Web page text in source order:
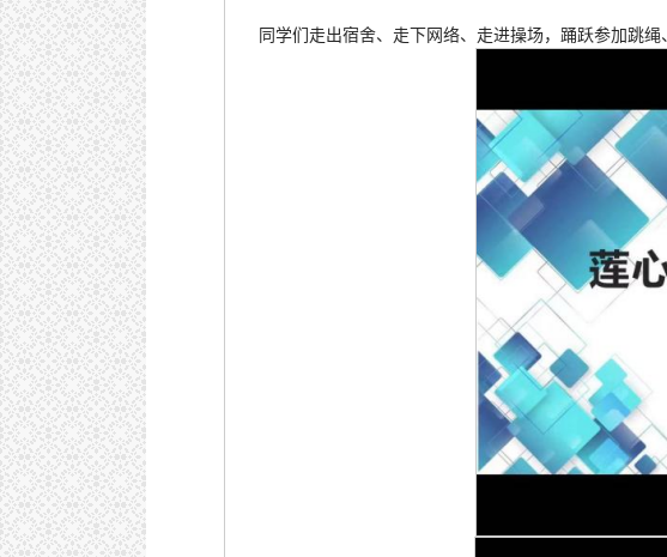
同学们走出宿舍、走下网络、走进操场，踊跃参加跳